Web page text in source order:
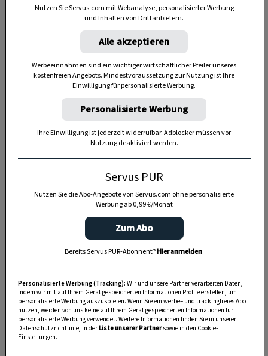
Nutzen Sie Servus.com mit Webanalyse, personalisierter Werbung
und Inhalten von Drittanbietern.
Alle akzeptieren
Werbeeinnahmen sind ein wichtiger wirtschaftlicher Pfeiler unseres
kostenfreien Angebots. Mindestvoraussetzung zur Nutzung ist Ihre
Einwilligung für personalisierte Werbung.
Personalisierte Werbung
Ihre Einwilligung ist jederzeit widerrufbar. Adblocker müssen vor
Nutzung deaktiviert werden.
Servus PUR
Nutzen Sie die Abo-Angebote von Servus.com ohne personalisierte
Werbung ab 0,99 €/Monat
Zum Abo
Bereits Servus PUR-Abonnent?Hier anmelden.
Personalisierte Werbung (Tracking): Wir und unsere Partner verarbeiten Daten,
indem wir mit auf Ihrem Gerät gespeicherten Informationen Profile erstellen, um
personalisierte Werbung auszuspielen. Wenn Sie ein werbe– und trackingfreies Abo
nutzen, werden von uns keine auf Ihrem Gerät gespeicherten Informationen für
personalisierte Werbung verwendet. Weitere Informationen finden Sie in unserer
Datenschutzrichtlinie, in derListe unserer Partnersowie in den Cookie-
Einstellungen.